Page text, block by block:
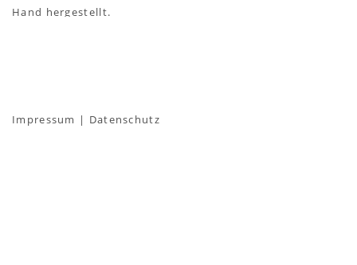
Hand hergestellt.
Impressum | Datenschutz